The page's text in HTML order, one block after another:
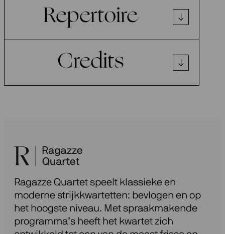
Repertoire
Credits
Ragazze Quartet speelt klassieke en
moderne strijkkwartetten: bevlogen en op
het hoogste niveau. Met spraakmakende
programma’s heeft het kwartet zich